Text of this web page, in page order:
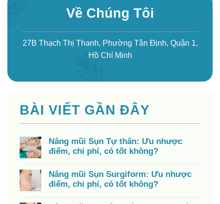
Về Chúng Tôi
27B Thạch Thị Thanh, Phường Tân Định, Quận 1,
Hồ Chí Minh
BÀI VIẾT GẦN ĐÂY
Nâng mũi Sụn Tự thân: Ưu nhược
điểm, chi phí, có tốt không?
Nâng mũi Sụn Surgiform: Ưu nhược
điểm, chi phí, có tốt không?